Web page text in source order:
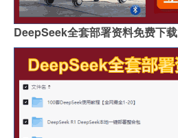
DeepSeek全套部署资料免费下载